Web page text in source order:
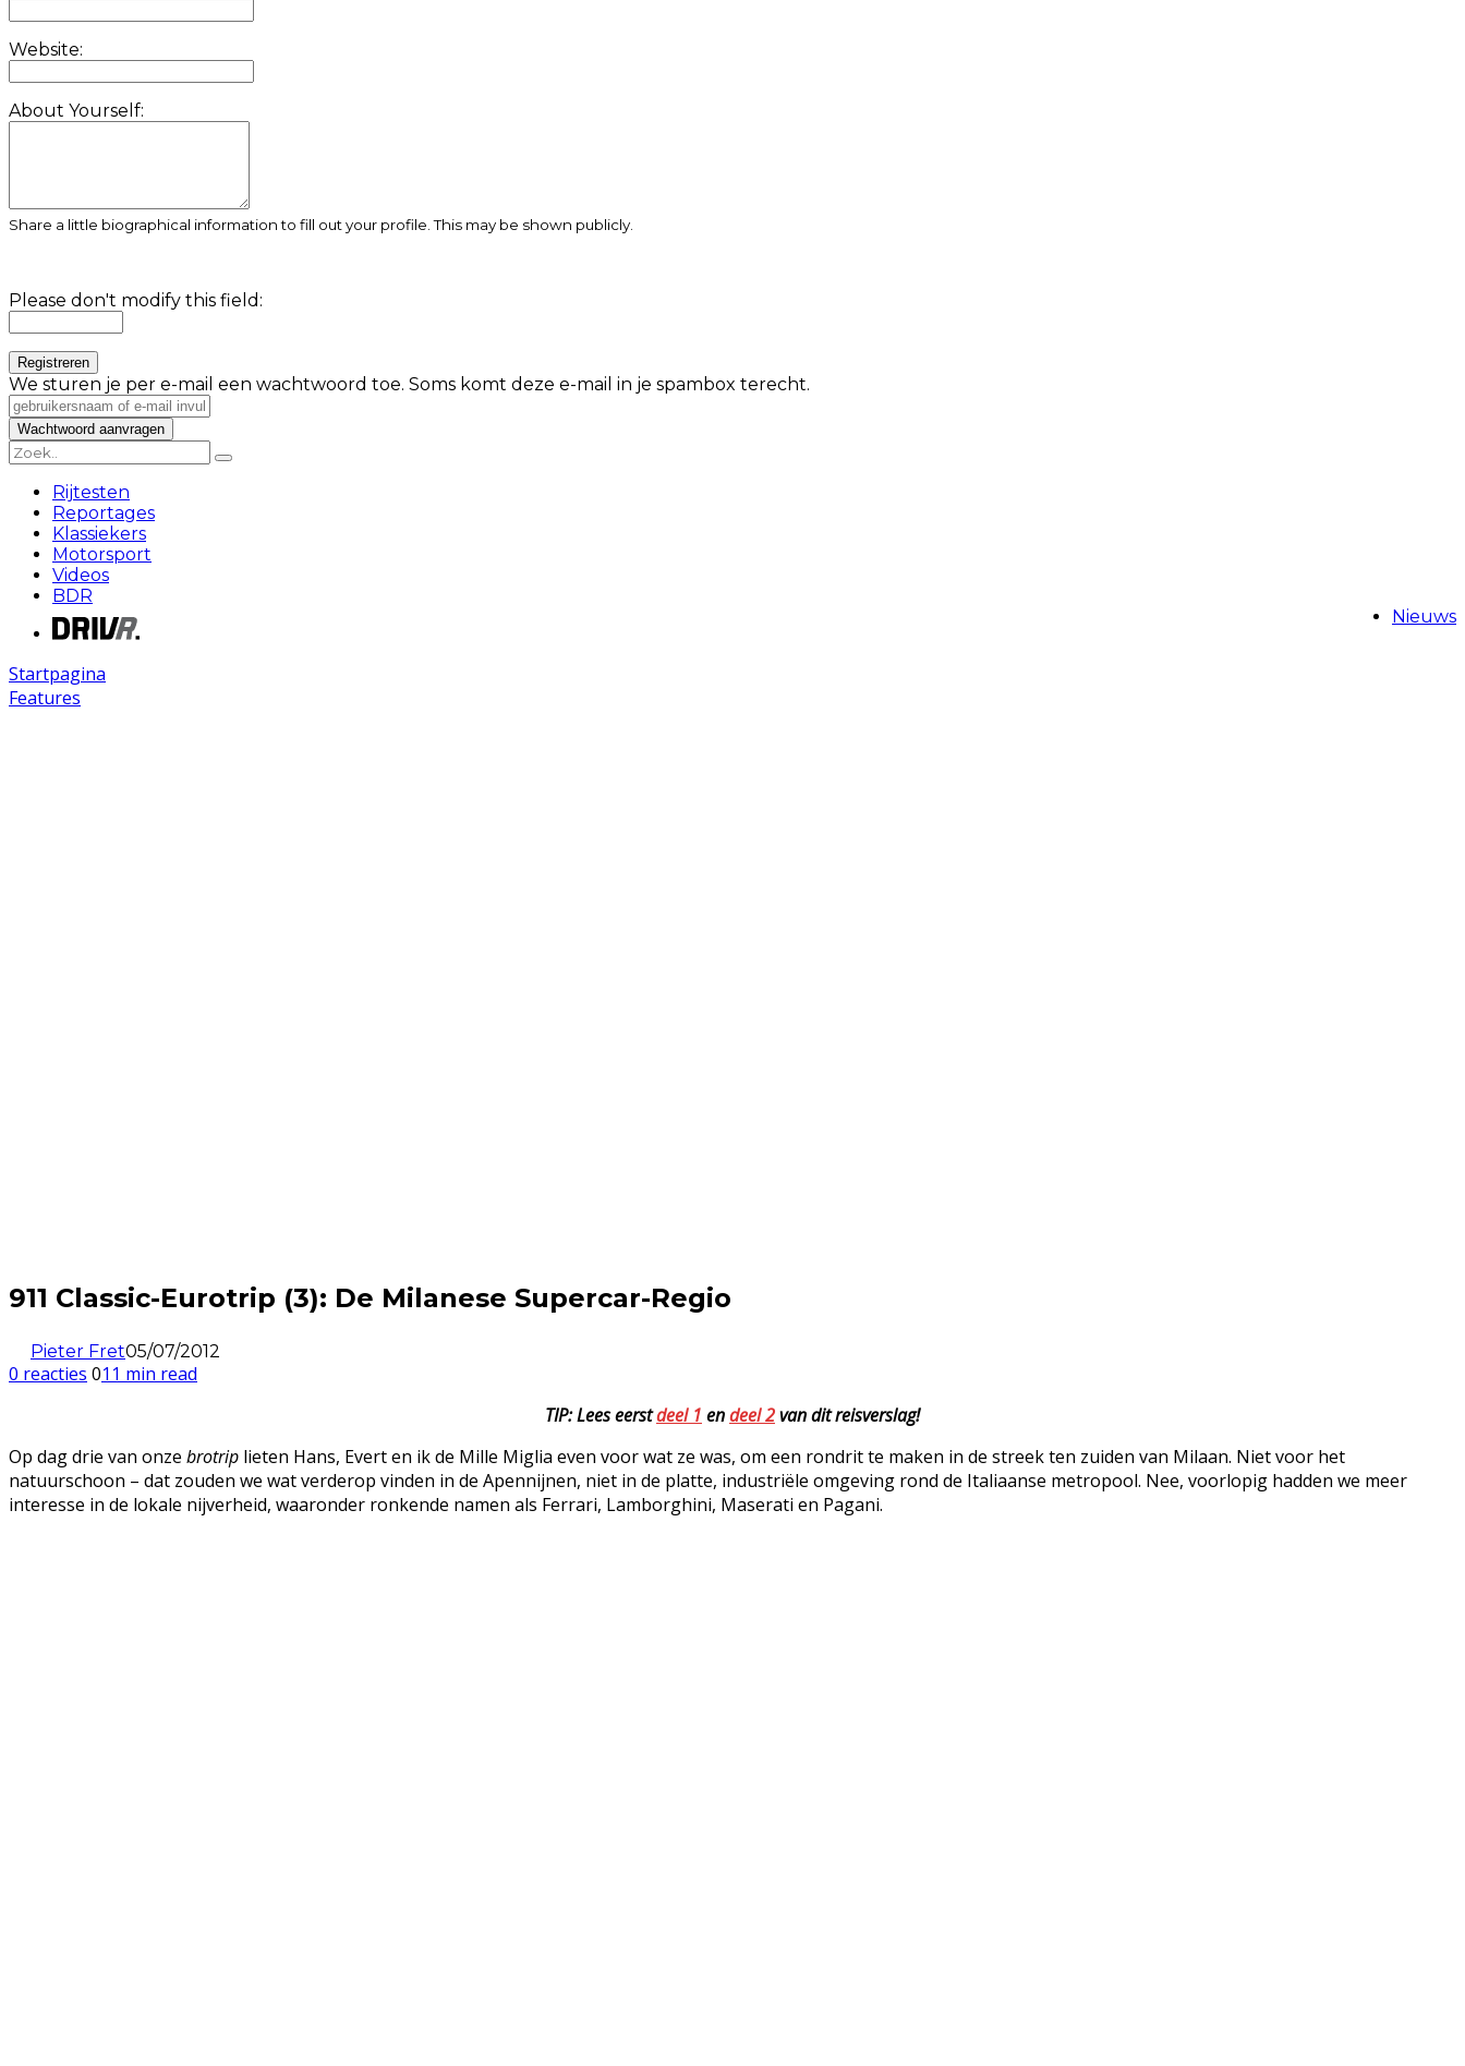
Website:
About Yourself:
Share a little biographical information to fill out your profile. This may be shown publicly.
Please don't modify this field:
We sturen je per e-mail een wachtwoord toe. Soms komt deze e-mail in je spambox terecht.
Rijtesten
Reportages
Klassiekers
Motorsport
Videos
BDR
Nieuws
Startpagina
Features
911 Classic-Eurotrip (3): De Milanese Supercar-Regio
Pieter Fret05/07/2012
0 reacties 011 min read
TIP: Lees eerstdeel 1 endeel 2van dit reisverslag!
Op dag drie van onze brotrip lieten Hans, Evert en ik de Mille Miglia even voor wat ze was, om een rondrit te maken in de streek ten zuiden van Milaan. Niet voor het
natuurschoon – dat zouden we wat verderop vinden in de Apennijnen, niet in de platte, industriële omgeving rond de Italiaanse metropool. Nee, voorlopig hadden we meer
interesse in de lokale nijverheid, waaronder ronkende namen als Ferrari, Lamborghini, Maserati en Pagani.